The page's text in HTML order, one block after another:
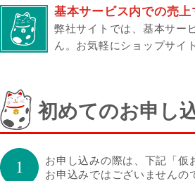
基本サービス内での売
弊社サイトでは、基本サー
ん。 お気軽にショップサイ
初めてのお申し
お申し込みの際は、下記「仮
お申込みではございませんの